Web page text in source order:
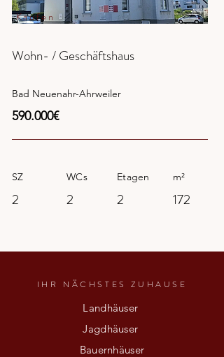
Kaufen
Wohn- / Geschäftshaus
Bad Neuenahr-Ahrweiler
590.000€
SZ WCs Etagen m²
2 2 2 172
IHR NÄCHSTES ZUHAUSE
Landhäuser
Jagdhäuser
Bauernhäuser